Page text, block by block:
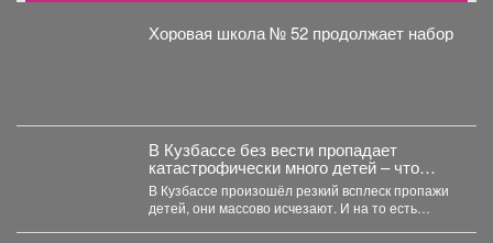
Хоровая школа № 52 продолжает набор
В Кузбассе без вести пропадает
катастрофически много детей – что
происходит
В Кузбассе произошёл резкий всплеск пропажи
детей, они массово исчезают. И на то есть